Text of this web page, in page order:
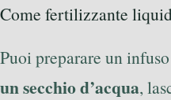
Come fertilizzante
Puoi preparare un
un secchio d’acqua,